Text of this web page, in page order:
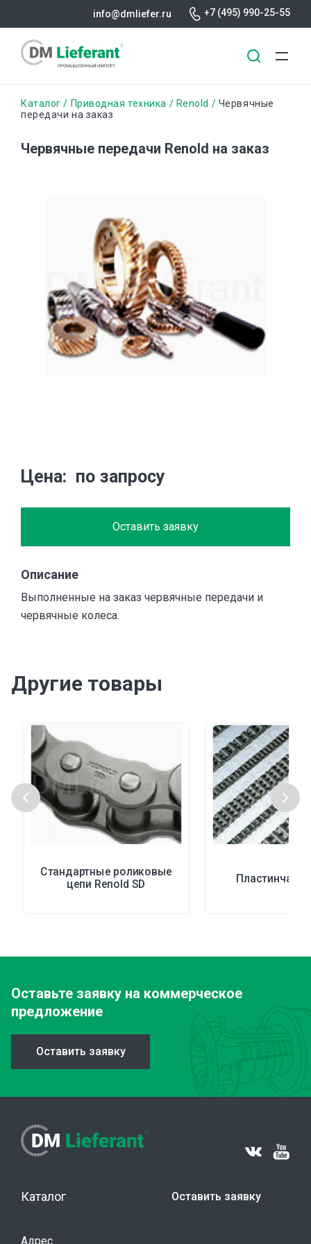
содержанию
info@dmliefer.ru +7 (495) 990-25-55
Строка
Каталог Приводная техника Renold
Червячные
передачи на заказ
Червячные передачи Renold на заказ
Цена по запросу
Оставить заявку
Описание
Выполненные на заказ червячные передачи и
червячные колеса.
Другие товары
Стандартные роликовые
цепи Renold SD
Оставьте заявку на коммерческое
предложение
Оставить заявку
Каталог Оставить заявку
Адрес